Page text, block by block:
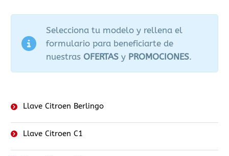
Selecciona tu modelo y rellena el
formulario para beneficiarte de
nuestras OFERTAS y PROMOCIONES.
Llave Citroen Berlingo
Llave Citroen C1